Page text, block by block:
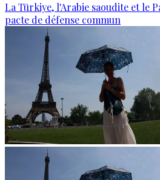
La Türkiye, l'Arabie saoudite et le
pacte de défense commun